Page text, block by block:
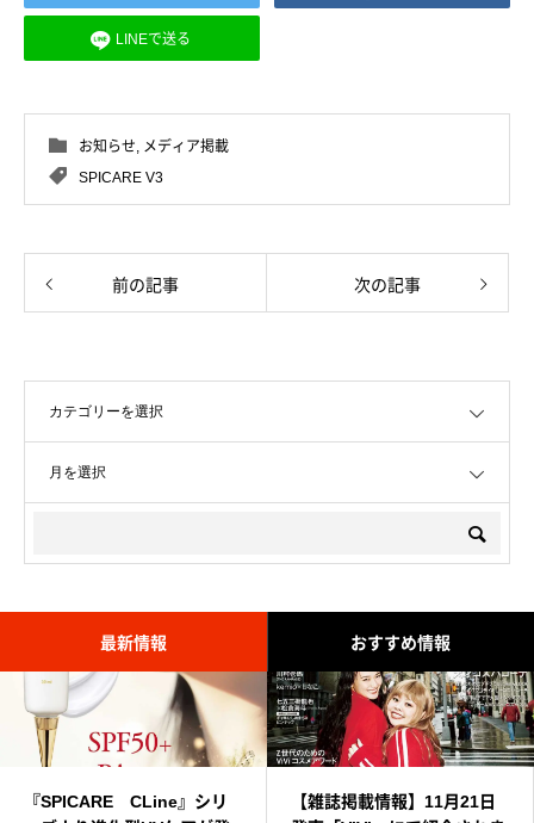
LINEで送る
お知らせ メディア掲載
SPICARE V3
前の記事 次の記事
OPEN
OPEN
最新情報 おすすめ情報
『SPICARE CLine』シリ
【雑誌掲載情報】11月21日
エッセンス プレミアムバス
SPICARE V3series シリーズ